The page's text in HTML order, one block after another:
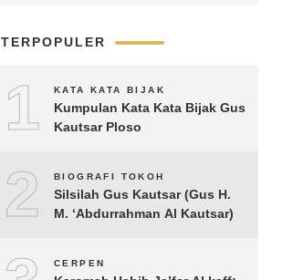
TERPOPULER
1 KATA KATA BIJAK
Kumpulan Kata Kata Bijak Gus
Kautsar Ploso
2 BIOGRAFI TOKOH
Silsilah Gus Kautsar (Gus H.
M. ‘Abdurrahman Al Kautsar)
CERPEN